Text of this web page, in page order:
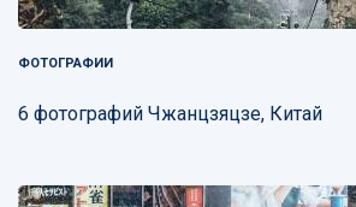
ФОТОГРАФИИ
6 фотографий Чжанцзяцзе, Китай